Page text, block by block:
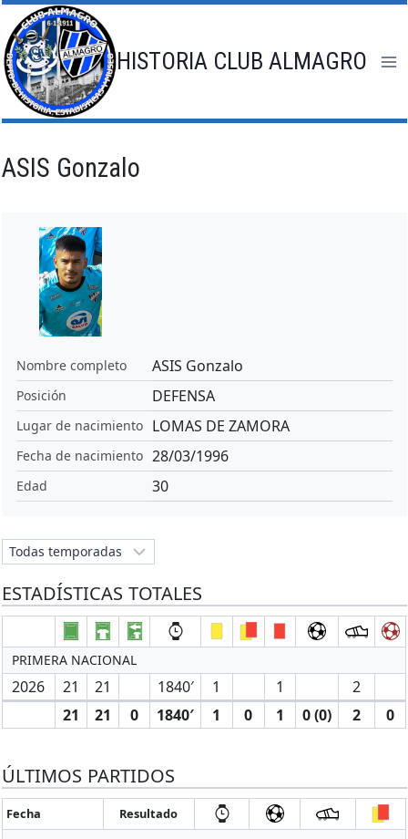
Saltar
al
contenido
HISTORIA CLUB ALMAGRO
ASIS Gonzalo
Nombre completo ASIS Gonzalo
Posición DEFENSA
Lugar de nacimiento LOMAS DE ZAMORA
Fecha de nacimiento 28/03/1996
Edad 30
ESTADÍSTICAS TOTALES
PRIMERA NACIONAL
2026 21 21 1840′ 1 1
2
21
21 0 1840′ 1 0 1 0 (0) 2 0
ÚLTIMOS PARTIDOS
Fecha Resultado